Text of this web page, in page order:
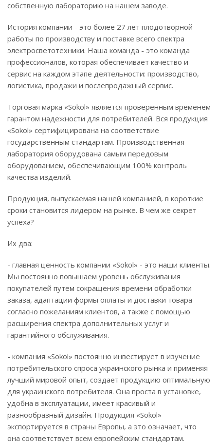
собственную лабораторию на нашем заводе.
История компании - это более 27 лет плодотворной
работы по производству и поставке всего спектра
электросветотехники. Наша команда - это команда
профессионалов, которая обеспечивает качество и
сервис на каждом этапе деятельности: производство,
логистика, продажи и послепродажный сервис.
Торговая марка «Sokol» является проверенным временем
гарантом надежности для потребителей. Вся продукция
«Sokol» сертифицирована на соответствие
государственным стандартам. Производственная
лаборатория оборудована самым передовым
оборудованием, обеспечивающим 100% контроль
качества изделий.
Продукция, выпускаемая нашей компанией, в короткие
сроки становится лидером на рынке. В чем же секрет
успеха?
Их два:
- главная ценность компании «Sokol» - это наши клиенты.
Мы постоянно повышаем уровень обслуживания
покупателей путем сокращения времени обработки
заказа, адаптации формы оплаты и доставки товара
согласно пожеланиям клиентов, а также с помощью
расширения спектра дополнительных услуг и
гарантийного обслуживания.
- компания «Sokol» постоянно инвестирует в изучение
потребительского спроса украинского рынка и применяя
лучший мировой опыт, создает продукцию оптимальную
для украинского потребителя. Она проста в установке,
удобна в эксплуатации, имеет красивый и
разнообразный дизайн. Продукция «Sokol»
экспортируется в страны Европы, а это означает, что
она соответствует всем европейским стандартам.